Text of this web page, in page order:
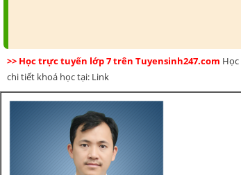
>> Học trực tuyến lớp 7 trên Tuyensinh247.com
chi tiết khoá học tại: Link